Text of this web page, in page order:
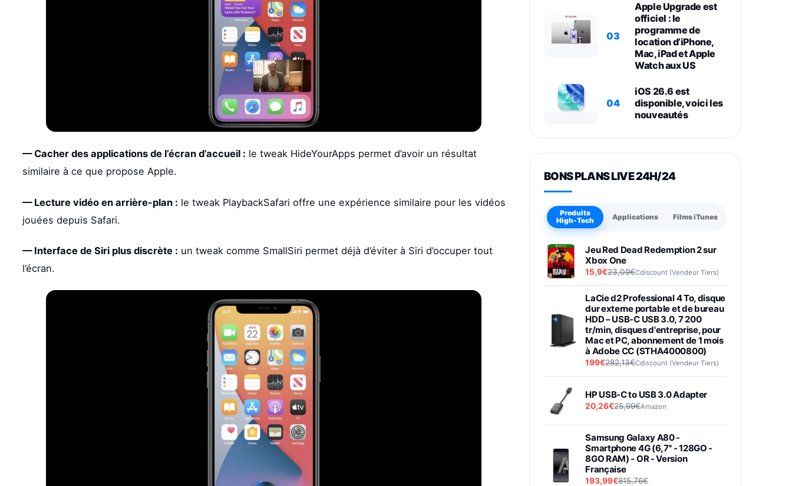
— Cacher des applications de l’écran d’accueil : le tweak HideYourApps permet d’avoir un résultat
similaire à ce que propose Apple.
— Lecture vidéo en arrière-plan : le tweak PlaybackSafari offre une expérience similaire pour les vidéos
jouées depuis Safari.
— Interface de Siri plus discrète : un tweak comme SmallSiri permet déjà d’éviter à Siri d’occuper tout
l’écran.
03
Apple Upgrade est
officiel : le
programme de
location d’iPhone,
Mac, iPad et Apple
Watch aux US
04
iOS 26.6 est
disponible, voici les
nouveautés
BONS PLANS LIVE 24H/24
Produits
High-Tech
Applications Films iTunes
Jeu Red Dead Redemption 2 sur
Xbox One
15,9€23,09€Cdiscount (Vendeur Tiers)
LaCie d2 Professional 4 To, disque
dur externe portable et de bureau
HDD – USB-C USB 3.0, 7 200
tr/min, disques d'entreprise, pour
Mac et PC, abonnement de 1 mois
à Adobe CC (STHA4000800)
199€282,13€Cdiscount (Vendeur Tiers)
HP USB-C to USB 3.0 Adapter
20,26€25,99€Amazon
Samsung Galaxy A80 -
Smartphone 4G (6,7'' - 128GO -
8GO RAM) - OR - Version
Française
193,99€815,76€